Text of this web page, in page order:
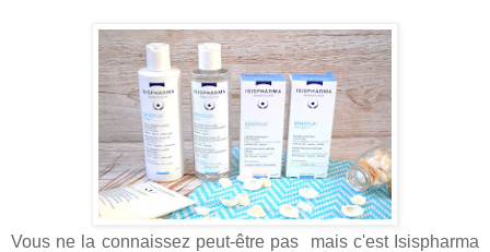
Vous ne la connaissez peut-être pas mais c'est Isispharma